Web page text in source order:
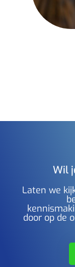
Wil
Laten we
door op de